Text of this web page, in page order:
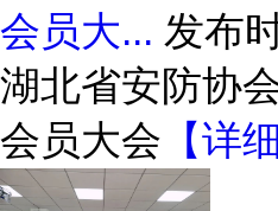
会员大... 发布
湖北省安防协
会员大会 【详